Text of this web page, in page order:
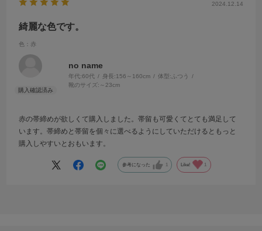
2024.12.14
綺麗な色です。
色：赤
no name
年代:60代 身長:156～160cm 体型:ふつう
靴のサイズ: ～23cm
赤の帯締めが欲しくて購入しました。帯留も可愛くてとても満足して
います。帯締めと帯留を個々に選べるようにしていただけるともっと
購入しやすいとおもいます。
参考になった Like!